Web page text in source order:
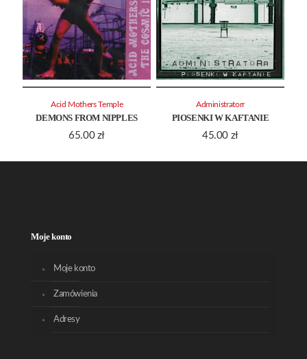
DEMONS FROM NIPPLES
65.00 zł
Acid Mothers Temple
PIOSENKI W KAFTANIE
45.00 zł
Administratorr
Moje konto
Moje konto
Zamówienia
Adresy